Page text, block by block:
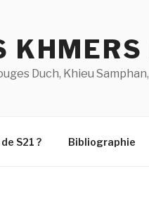
KHMERS
Duch, Khieu
S21 ? Bibliographie